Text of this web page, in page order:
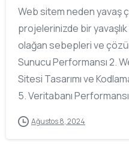
Web sitem neden yavaş
projelerinizde bir
olağan sebepleri ve
Sunucu Performansı 2.
Sitesi Tasarımı ve
5. Veritabanı
Ağustos 8, 2024